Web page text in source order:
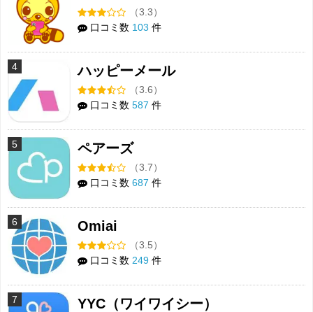
（3.3）
口コミ数 103 件
4 ハッピーメール
（3.6）
口コミ数 587 件
5 ペアーズ
（3.7）
口コミ数 687 件
6 Omiai
（3.5）
口コミ数 249 件
7 YYC（ワイワイシー）